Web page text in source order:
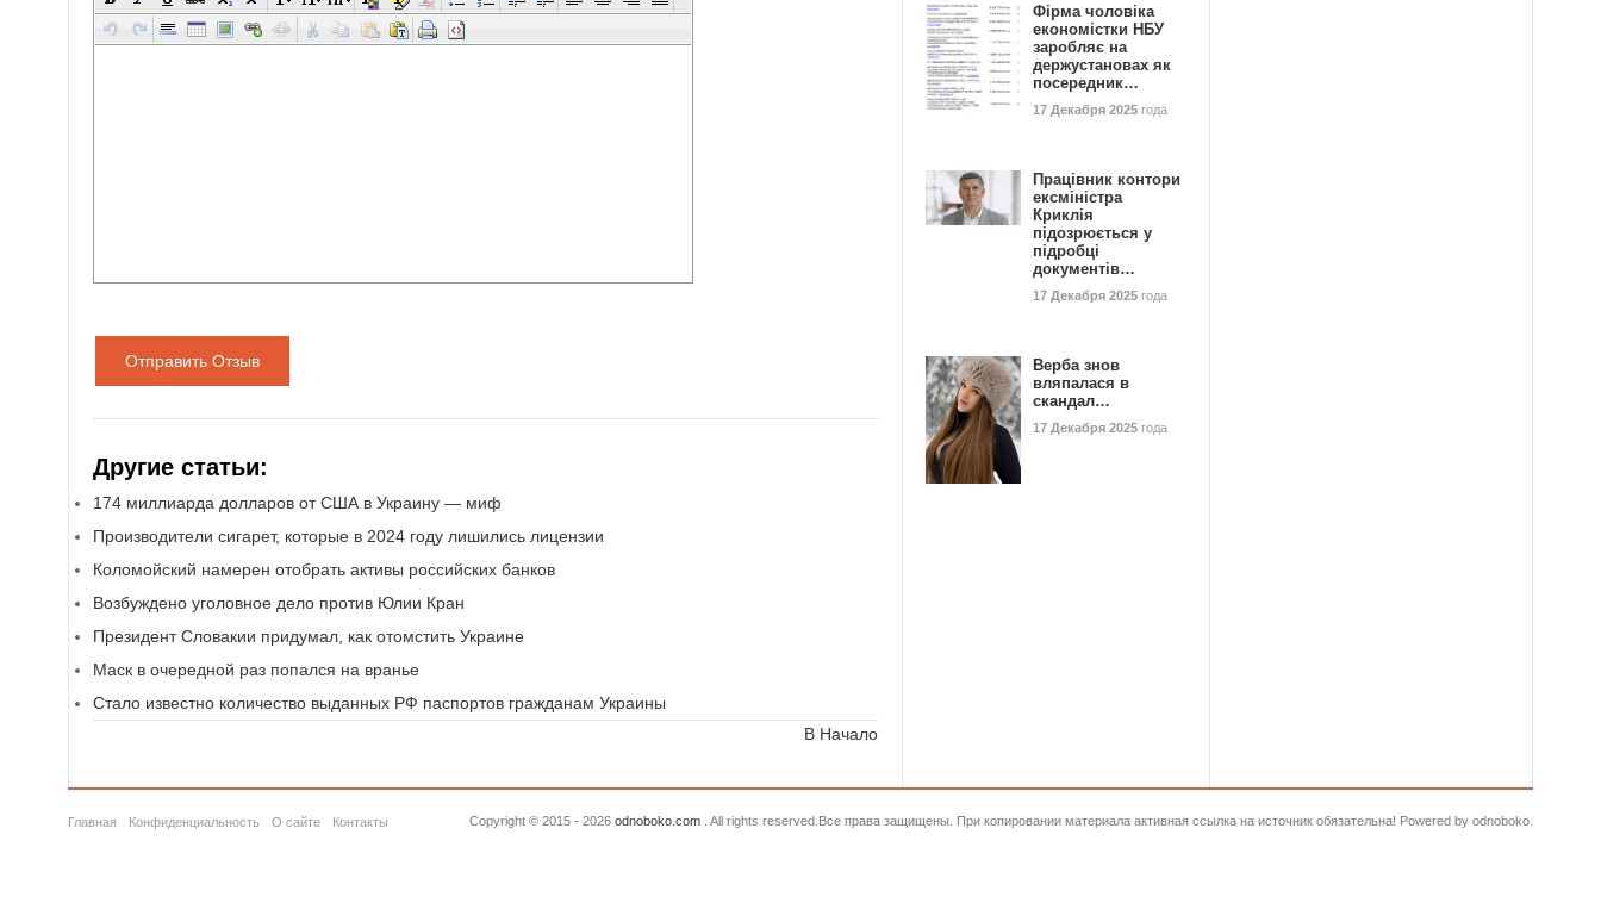
Отправить Отзыв
Другие статьи:
174 миллиарда долларов от США в Украину — миф
Производители сигарет, которые в 2024 году лишились лицензии
Коломойский намерен отобрать активы российских банков
Возбуждено уголовное дело против Юлии Кран
Президент Словакии придумал, как отомстить Украине
Маск в очередной раз попался на вранье
Стало известно количество выданных РФ паспортов гражданам Украины
В Начало
Фірма чоловіка
економістки НБУ
заробляє на
держустановах як
посередник…
17 Декабря 2025 года
Працівник контори
ексміністра
Криклія
підозрюється у
підробці
документів…
17 Декабря 2025 года
Верба знов
вляпалася в
скандал…
17 Декабря 2025 года
Главная Конфиденциальность О сайте Контакты Copyright © 2015 - 2026 odnoboko.com . All rights reserved.Все права защищены. При копировании материала активная ссылка на источник обязательна! Powered by odnoboko.